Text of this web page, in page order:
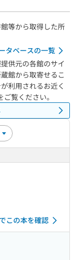
等から取得した所
タベースの一覧
供元の各館のサイ
館から取寄せるこ
利用されるお近く
ご覧ください。
この本を確認